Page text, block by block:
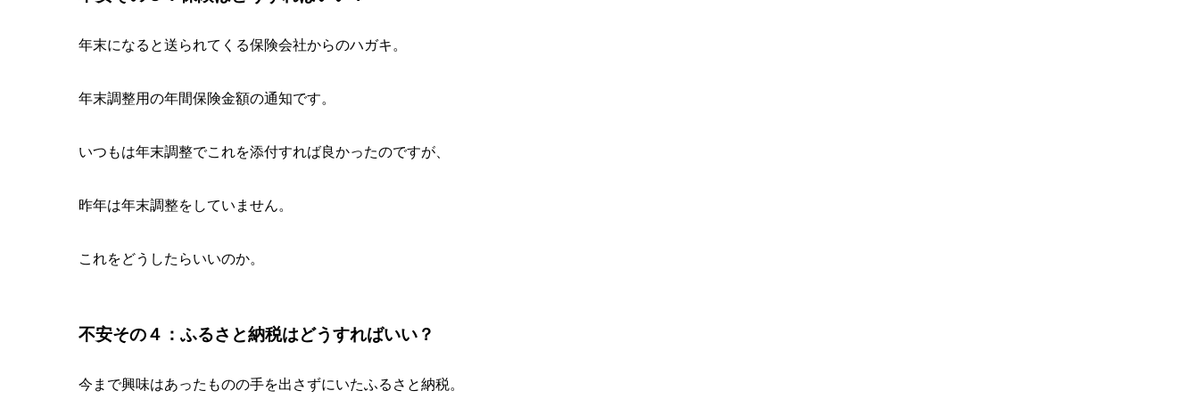
年末になると送られてくる保険会社からのハガキ。
年末調整用の年間保険金額の通知です。
いつもは年末調整でこれを添付すれば良かったのですが、
昨年は年末調整をしていません。
これをどうしたらいいのか。
不安その４：ふるさと納税はどうすればいい？
今まで興味はあったものの手を出さずにいたふるさと納税。